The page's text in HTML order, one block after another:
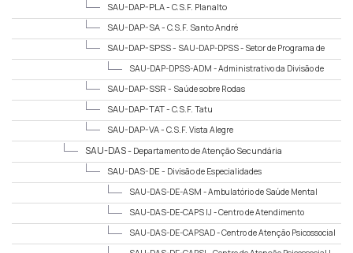
SAU-DAP-PLA - C.S.F. Planalto
SAU-DAP-SA - C.S.F. Santo André
SAU-DAP-SPSS - SAU-DAP-DPSS - Setor de Programa de
SAU-DAP-DPSS-ADM -Administrativo da Divisão de
Programas de Suporte à SaúdeSAU-DAP-SSR - Saúde sobre Rodas
SAU-DAP-TAT - C.S.F. Tatu
SAU-DAP-VA - C.S.F. Vista Alegre
SAU-DAS - Departamento de Atenção Secundária
SAU-DAS-DE - Divisão de Especialidades
SAU-DAS-DE-ASM -Ambulatório de Saúde Mental
SAU-DAS-DE-CAPS IJ -Centro de Atendimento
Psicossocial Infanto Juvenil
SAU-DAS-DE-CAPSAD -Centro de Atenção Psicossocial